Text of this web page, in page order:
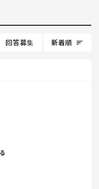
回答募集 新着順
どのように作られる